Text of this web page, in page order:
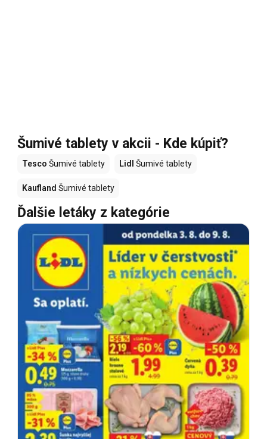
Šumivé tablety v akcii - Kde kúpiť?
Tesco Šumivé tablety Lidl Šumivé tablety
Kaufland Šumivé tablety
Ďalšie letáky z kategórie